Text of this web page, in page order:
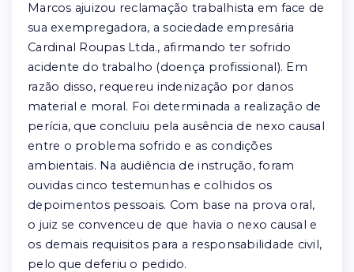
Marcos ajuizou reclamação trabalhista em face de
sua exempregadora, a sociedade empresária
Cardinal Roupas Ltda., afirmando ter sofrido
acidente do trabalho (doença profissional). Em
razão disso, requereu indenização por danos
material e moral. Foi determinada a realização de
perícia, que concluiu pela ausência de nexo causal
entre o problema sofrido e as condições
ambientais. Na audiência de instrução, foram
ouvidas cinco testemunhas e colhidos os
depoimentos pessoais. Com base na prova oral,
o juiz se convenceu de que havia o nexo causal e
os demais requisitos para a responsabilidade civil,
pelo que deferiu o pedido.